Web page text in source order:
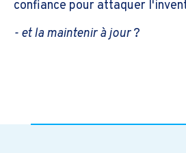
confiance pour attaquer
- et la maintenir à jour?